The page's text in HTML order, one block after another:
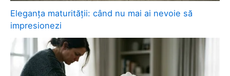
Eleganța maturității: când nu mai ai nevoie să
impresionezi